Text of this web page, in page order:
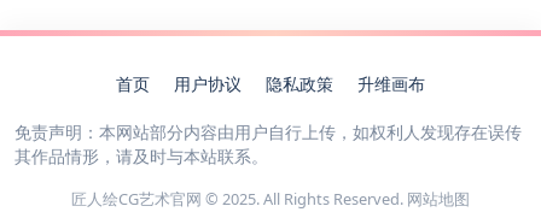
首页 用户协议 隐私政策 升维画布
免责声明：本网站部分内容由用户自行上传，如权利人发现存在误传
其作品情形，请及时与本站联系。
匠人绘CG艺术官网 © 2025. All Rights Reserved. 网站地图